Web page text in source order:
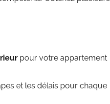
pour votre appartement
et les délais pour chaque